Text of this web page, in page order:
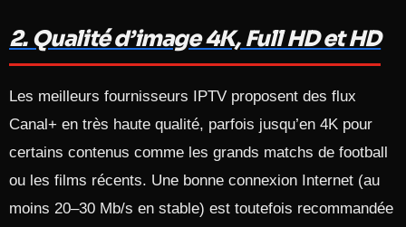
2. Qualité d’image 4K, Full HD et HD
Les meilleurs fournisseurs IPTV proposent des flux
Canal+ en très haute qualité, parfois jusqu’en 4K pour
certains contenus comme les grands matchs de football
ou les films récents. Une bonne connexion Internet (au
moins 20–30 Mb/s en stable) est toutefois recommandée